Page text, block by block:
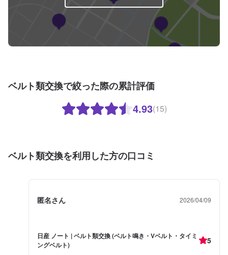
ベルト類交換で絞った際の累計評価
4.93(15)
ベルト類交換を利用した方の口コミ
匿名さん 2026/04/09
日産 ノート | ベルト類交換 (ベルト鳴き・Vベルト・タイミ
ングベルト)
5